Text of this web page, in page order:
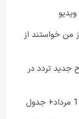
ویدیو
من خواستند از
جدید تردد در